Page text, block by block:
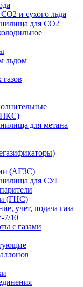
и сухого льда
для CO2
льдом
для метана
(АГЗС)
для СУГ
(ГНС)
учет, подача газа
7/10
с газами